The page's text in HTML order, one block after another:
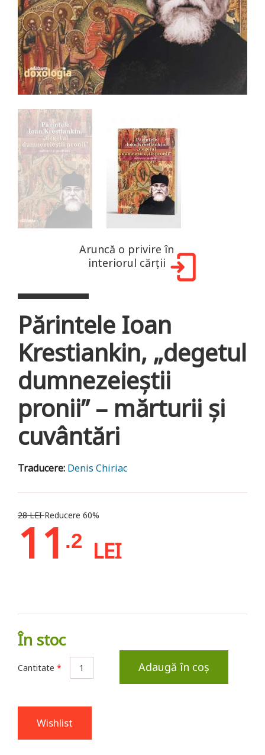
Aruncă o privire în
interiorul cărții
Părintele Ioan
Krestiankin, „degetul
dumnezeieștii
pronii” – mărturii și
cuvântări
Traducere: Denis Chiriac
28 LEIReducere 60%
11 .2 LEI
În stoc
Cantitate * Adaugă în coș
Wishlist